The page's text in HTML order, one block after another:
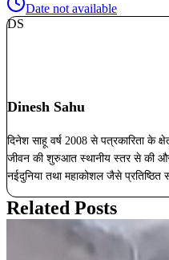
Date not available
DS
Dinesh Sahu
दिनेश साहू वर्ष 2008 से पत्रकारिता के
जीवन की शुरुआत स्थानीय स्तर से की
नईदुनिया तथा महाकोशल जैसे प्रतिष्ठित
Related Posts